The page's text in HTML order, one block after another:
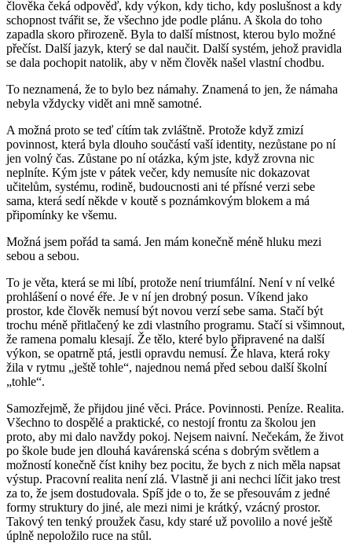
člověka čeká odpověď, kdy výkon, kdy ticho, kdy poslušnost a kdy
schopnost tvářit se, že všechno jde podle plánu. A škola do toho
zapadla skoro přirozeně. Byla to další místnost, kterou bylo možné
přečíst. Další jazyk, který se dal naučit. Další systém, jehož pravidla
se dala pochopit natolik, aby v něm člověk našel vlastní chodbu.
To neznamená, že to bylo bez námahy. Znamená to jen, že námaha
nebyla vždycky vidět ani mně samotné.
A možná proto se teď cítím tak zvláštně. Protože když zmizí
povinnost, která byla dlouho součástí vaší identity, nezůstane po ní
jen volný čas. Zůstane po ní otázka, kým jste, když zrovna nic
neplníte. Kým jste v pátek večer, kdy nemusíte nic dokazovat
učitelům, systému, rodině, budoucnosti ani té přísné verzi sebe
sama, která sedí někde v koutě s poznámkovým blokem a má
připomínky ke všemu.
Možná jsem pořád ta samá. Jen mám konečně méně hluku mezi
sebou a sebou.
To je věta, která se mi líbí, protože není triumfální. Není v ní velké
prohlášení o nové éře. Je v ní jen drobný posun. Víkend jako
prostor, kde člověk nemusí být novou verzí sebe sama. Stačí být
trochu méně přitlačený ke zdi vlastního programu. Stačí si všimnout,
že ramena pomalu klesají. Že tělo, které bylo připravené na další
výkon, se opatrně ptá, jestli opravdu nemusí. Že hlava, která roky
žila v rytmu „ještě tohle“, najednou nemá před sebou další školní
„tohle“.
Samozřejmě, že přijdou jiné věci. Práce. Povinnosti. Peníze. Realita.
Všechno to dospělé a praktické, co nestojí frontu za školou jen
proto, aby mi dalo navždy pokoj. Nejsem naivní. Nečekám, že život
po škole bude jen dlouhá kavárenská scéna s dobrým světlem a
možností konečně číst knihy bez pocitu, že bych z nich měla napsat
výstup. Pracovní realita není zlá. Vlastně ji ani nechci líčit jako trest
za to, že jsem dostudovala. Spíš jde o to, že se přesouvám z jedné
formy struktury do jiné, ale mezi nimi je krátký, vzácný prostor.
Takový ten tenký proužek času, kdy staré už povolilo a nové ještě
úplně nepoložilo ruce na stůl.